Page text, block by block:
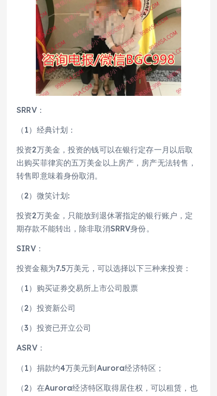
SRRV：
（1）经典计划：
投资2万美金，投资的钱可以在银行定存一月以后取
出购买菲律宾的五万美金以上房产，房产无法转售，
转售即意味着身份取消。
（2）微笑计划:
投资2万美金，只能放到退休署指定的银行账户，定
期存款不能转出，除非取消SRRV身份。
SIRV：
投资金额为7.5万美元，可以选择以下三种来投资：
（1）购买证券交易所上市公司股票
（2）投资新公司
（3）投资已开立公司
ASRV：
（1）捐款约4万美元到Aurora经济特区；
（2）在Aurora经济特区取得居住权，可以租赁，也